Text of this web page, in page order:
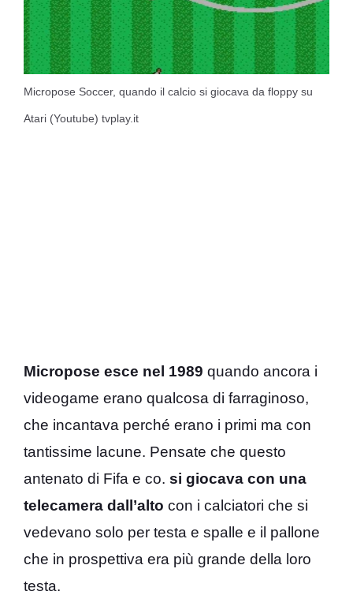
Micropose Soccer, quando il calcio si giocava da floppy su
Atari (Youtube) tvplay.it
Micropose esce nel 1989 quando ancora i
videogame erano qualcosa di farraginoso,
che incantava perché erano i primi ma con
tantissime lacune. Pensate che questo
antenato di Fifa e co. si giocava con una
telecamera dall’alto con i calciatori che si
vedevano solo per testa e spalle e il pallone
che in prospettiva era più grande della loro
testa.